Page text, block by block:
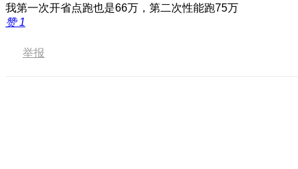
我第一次开省点跑也是66万，第二次性能跑75万
赞1
举报